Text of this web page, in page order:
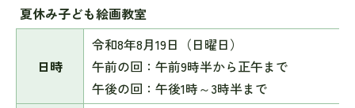
み
の
夏休み子ども絵画教室
日時
令和8年8月19日（日曜日）
午前の回：午前9時半から正午まで
午後の回：午後1時～3時半まで